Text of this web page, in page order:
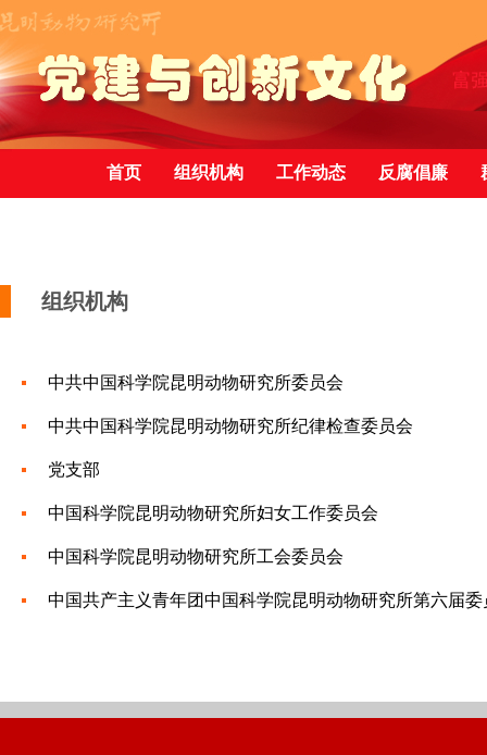
首页 组织机构 工作动态 反腐倡廉
组织机构
中共中国科学院昆明动物研究所委员会
中共中国科学院昆明动物研究所纪律检查委员会
党支部
中国科学院昆明动物研究所妇女工作委员会
中国科学院昆明动物研究所工会委员会
中国共产主义青年团中国科学院昆明动物研究所第六届委